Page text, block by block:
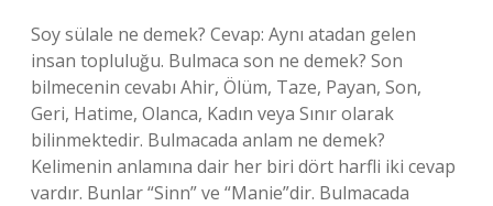
Soy sülale ne demek? Cevap: Aynı atadan gelen
insan topluluğu. Bulmaca son ne demek? Son
bilmecenin cevabı Ahir, Ölüm, Taze, Payan, Son,
Geri, Hatime, Olanca, Kadın veya Sınır olarak
bilinmektedir. Bulmacada anlam ne demek?
Kelimenin anlamına dair her biri dört harfli iki cevap
vardır. Bunlar “Sinn” ve “Manie”dir. Bulmacada